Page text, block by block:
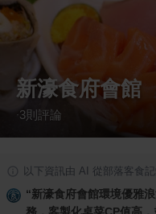
新濠食府會館
·3則評論
以下資訊由 AI 從部落客食
“新濠食府會館環境優雅